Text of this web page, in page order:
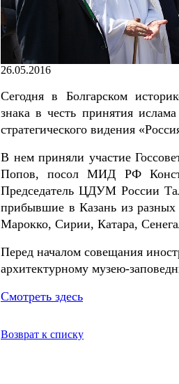
26.05.2016
Сегодня в Болгарском
знака в честь принятия
стратегического видения
В нем приняли участие
Попов, посол МИД РФ
Председатель ЦДУМ России
прибывшие в Казань из
Марокко, Сирии, Катара,
Перед началом совещания
архитектурному музею-
Смотреть здесь
Возврат к списку